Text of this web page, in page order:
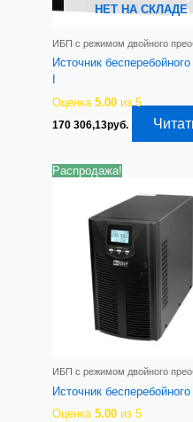
НЕТ НА СКЛАДЕ
ИБП с режимом двойного
Источник
Оценка5.00 из 5
170 306,13руб.
Распродажа!
ИБП с режимом двойного
Источник
Оценка5.00 из 5